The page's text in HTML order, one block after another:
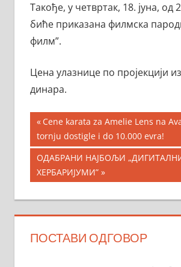
Такође, у четвртак, 18. јуна, од
биће приказана филмска
филм”.
Цена улазнице по пројекцији
динара.
Кретање
чланка
Previous
Post:
Cene karata za Amelie Lens na
tornju dostigle i do 10.000 evra!
Next
Post:
ОДАБРАНИ НАЈБОЉИ
ХЕРБАРИЈУМИ”
ПОСТАВИ ОДГОВОР